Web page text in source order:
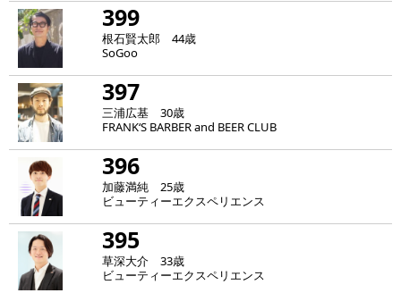
399
根石賢太郎 44歳
SoGoo
397
三浦広基 30歳
FRANK‘S BARBER and BEER CLUB
396
加藤満純 25歳
ビューティーエクスペリエンス
395
草深大介 33歳
ビューティーエクスペリエンス